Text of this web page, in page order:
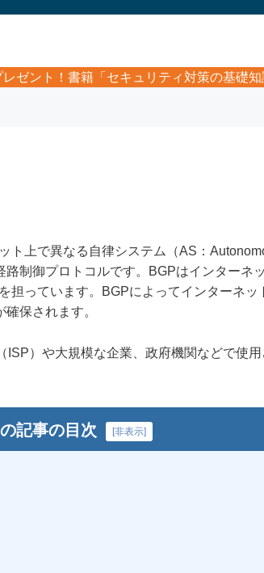
ゼント！書籍「セキュリティ対策の基礎知
ト上で異なる自律システム（AS：
制御プロトコルです。BGPはインターネ
担っています。BGPによってインターネッ
保されます。
）や大規模な企業、政府機関などで使
記事の目次 [非表示]